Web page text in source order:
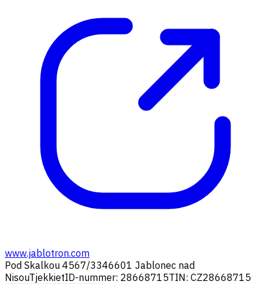
www.jablotron.com
Pod Skalkou 4567/3346601 Jablonec nad
NisouTjekkietID-nummer: 28668715TIN: CZ28668715